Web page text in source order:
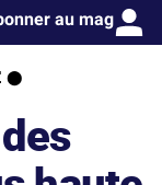
au mag